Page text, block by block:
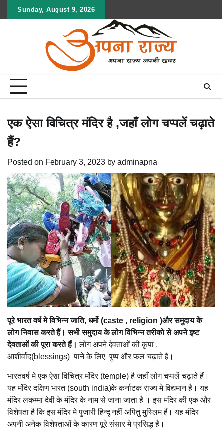
Sunday, August 9, 2026
एक ऐसा विचित्र मंदिर है ,जहाँ लोग चप्पलें चढ़ाते
हैं?
Posted on February 3, 2023 by adminapna
पूरे भारत वर्ष मे विभिन्न जाति, धर्मो (caste , religion )और समुदाय के
लोग निवास करते हैं। सभी समुदाय के लोग विभिन्न तरीको से अपने इष्ट
देवताओं की पूरा करते हैं। लोग अपने देवताओं की कृपा ,
आशीर्वाद(blessings) पाने के लिए पुष्प और फल चढ़ाते हैं।
भारतवर्ष मे एक ऐसा विचित्र मंदिर (temple) है जहाँ लोग चप्पलें चढ़ाते हैं।
यह मंदिर दक्षिण भारत (south india)के कर्नाटक राज्य मे विद्यमान है। यह
मंदिर लकम्मा देवी के मंदिर के नाम से जाना जाता है । इस मंदिर की एक और
विशेषता है कि इस मंदिर मे पुजारी हिन्दू नहीं अपितु मुस्लिम हैं। यह मंदिर
अपनी अनेक विशेषताओं के कारण पूरे संसार मे प्रसिद्ध है।